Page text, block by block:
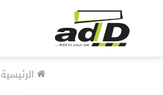
الرئيسية